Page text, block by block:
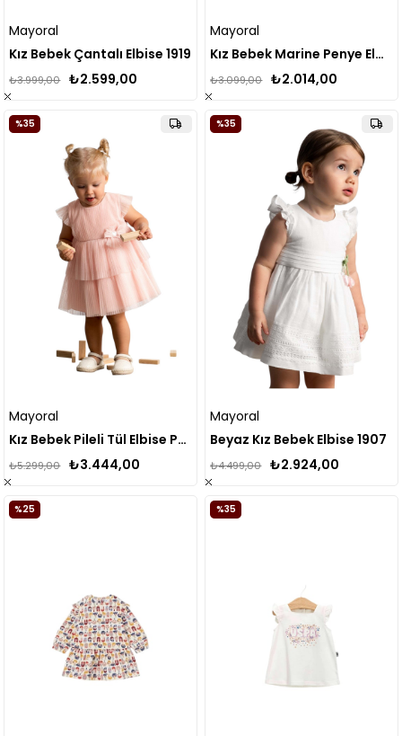
Mayoral
Kız Bebek Çantalı Elbise 1919
₺2.599,00
₺3.999,00
Mayoral
Kız Bebek Marine Penye Elbise Kırmızı
₺2.014,00
₺3.099,00
Mayoral
Kız Bebek Pileli Tül Elbise Pembe 1908
₺3.444,00
₺5.299,00
%35
Mayoral
Beyaz Kız Bebek Elbise 1907
₺2.924,00
₺4.499,00
%35
%25 %35